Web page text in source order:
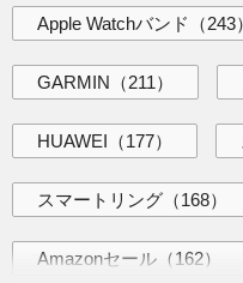
Apple Watchバンド （243）
GARMIN （211）
HUAWEI （177）
スマートリング （168）
Amazonセール （162）